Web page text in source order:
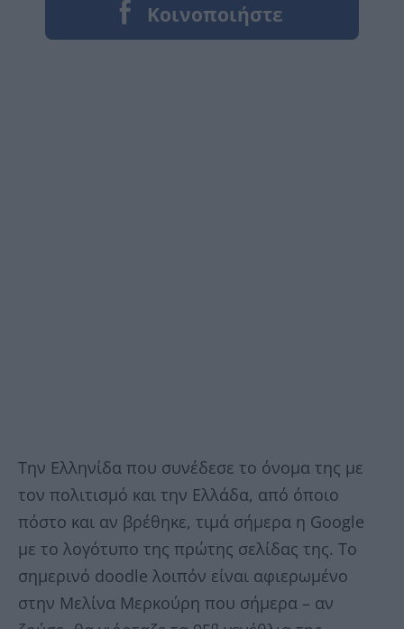
Την Ελληνίδα που συνέδεσε το όνομα της με
τον πολιτισμό και την Ελλάδα, από όποιο
πόστο και αν βρέθηκε, τιμά σήμερα η Google
με το λογότυπο της πρώτης σελίδας της. Το
σημερινό doodle λοιπόν είναι αφιερωμένο
στην Μελίνα Μερκούρη που σήμερα – αν